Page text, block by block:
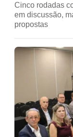
Cinco rodadas
em discussão,
propostas